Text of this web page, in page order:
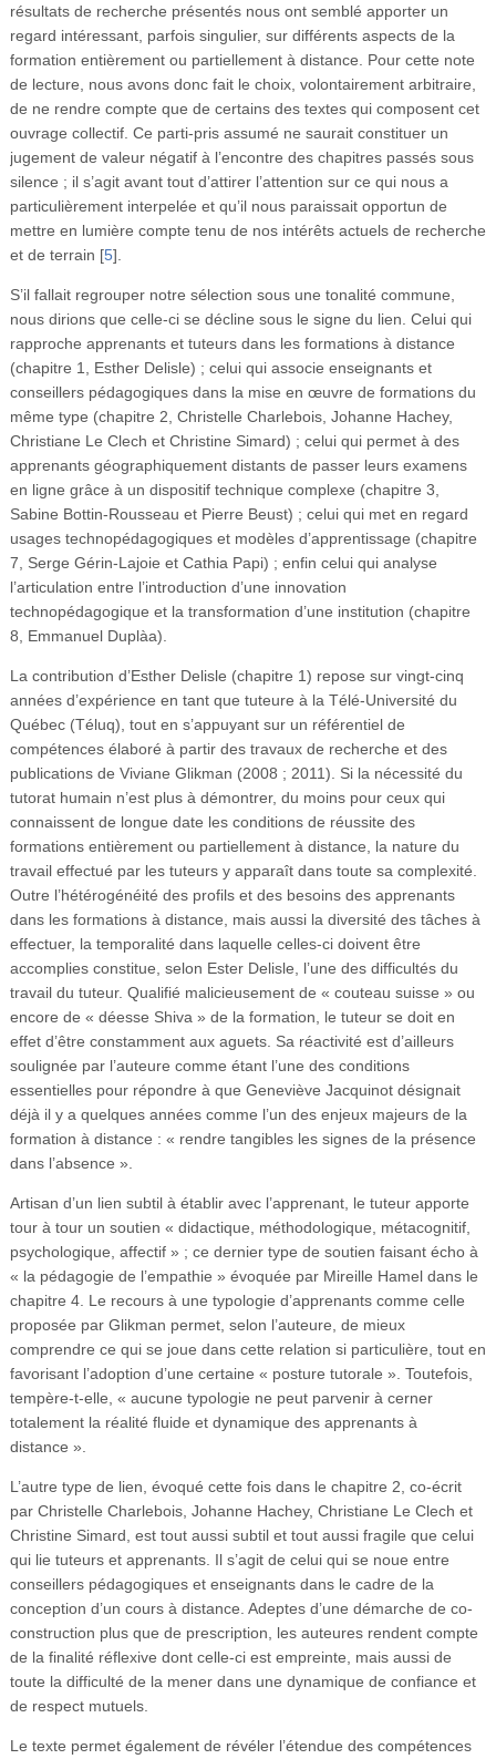
résultats de recherche présentés nous ont semblé apporter un
regard intéressant, parfois singulier, sur différents aspects de la
formation entièrement ou partiellement à distance. Pour cette note
de lecture, nous avons donc fait le choix, volontairement arbitraire,
de ne rendre compte que de certains des textes qui composent cet
ouvrage collectif. Ce parti-pris assumé ne saurait constituer un
jugement de valeur négatif à l’encontre des chapitres passés sous
silence ; il s’agit avant tout d’attirer l’attention sur ce qui nous a
particulièrement interpelée et qu’il nous paraissait opportun de
mettre en lumière compte tenu de nos intérêts actuels de recherche
et de terrain [5]
S’il fallait regrouper notre sélection sous une tonalité commune,
nous dirions que celle-ci se décline sous le signe du lien. Celui qui
rapproche apprenants et tuteurs dans les formations à distance
(chapitre 1, Esther Delisle) ; celui qui associe enseignants et
conseillers pédagogiques dans la mise en œuvre de formations du
même type (chapitre 2, Christelle Charlebois, Johanne Hachey,
Christiane Le Clech et Christine Simard) ; celui qui permet à des
apprenants géographiquement distants de passer leurs examens
en ligne grâce à un dispositif technique complexe (chapitre 3,
Sabine Bottin-Rousseau et Pierre Beust) ; celui qui met en regard
usages technopédagogiques et modèles d’apprentissage (chapitre
7, Serge Gérin-Lajoie et Cathia Papi) ; enfin celui qui analyse
l’articulation entre l’introduction d’une innovation
technopédagogique et la transformation d’une institution (chapitre
8, Emmanuel Duplàa).
La contribution d’Esther Delisle (chapitre 1) repose sur vingt-cinq
années d’expérience en tant que tuteure à la Télé-Université du
Québec (Téluq), tout en s’appuyant sur un référentiel de
compétences élaboré à partir des travaux de recherche et des
publications de Viviane Glikman (2008 ; 2011). Si la nécessité du
tutorat humain n’est plus à démontrer, du moins pour ceux qui
connaissent de longue date les conditions de réussite des
formations entièrement ou partiellement à distance, la nature du
travail effectué par les tuteurs y apparaît dans toute sa complexité.
Outre l’hétérogénéité des profils et des besoins des apprenants
dans les formations à distance, mais aussi la diversité des tâches à
effectuer, la temporalité dans laquelle celles-ci doivent être
accomplies constitue, selon Ester Delisle, l’une des difficultés du
travail du tuteur. Qualifié malicieusement de « couteau suisse » ou
encore de « déesse Shiva » de la formation, le tuteur se doit en
effet d’être constamment aux aguets. Sa réactivité est d’ailleurs
soulignée par l’auteure comme étant l’une des conditions
essentielles pour répondre à que Geneviève Jacquinot désignait
déjà il y a quelques années comme l’un des enjeux majeurs de la
formation à distance : « rendre tangibles les signes de la présence
dans l’absence ».
Artisan d’un lien subtil à établir avec l’apprenant, le tuteur apporte
tour à tour un soutien « didactique, méthodologique, métacognitif,
psychologique, affectif » ; ce dernier type de soutien faisant écho à
« la pédagogie de l’empathie » évoquée par Mireille Hamel dans le
chapitre 4. Le recours à une typologie d’apprenants comme celle
proposée par Glikman permet, selon l’auteure, de mieux
comprendre ce qui se joue dans cette relation si particulière, tout en
favorisant l’adoption d’une certaine « posture tutorale ». Toutefois,
tempère-t-elle, « aucune typologie ne peut parvenir à cerner
totalement la réalité fluide et dynamique des apprenants à
distance ».
L’autre type de lien, évoqué cette fois dans le chapitre 2, co-écrit
par Christelle Charlebois, Johanne Hachey, Christiane Le Clech et
Christine Simard, est tout aussi subtil et tout aussi fragile que celui
qui lie tuteurs et apprenants. Il s’agit de celui qui se noue entre
conseillers pédagogiques et enseignants dans le cadre de la
conception d’un cours à distance. Adeptes d’une démarche de co-
construction plus que de prescription, les auteures rendent compte
de la finalité réflexive dont celle-ci est empreinte, mais aussi de
toute la difficulté de la mener dans une dynamique de confiance et
de respect mutuels.
Le texte permet également de révéler l’étendue des compétences